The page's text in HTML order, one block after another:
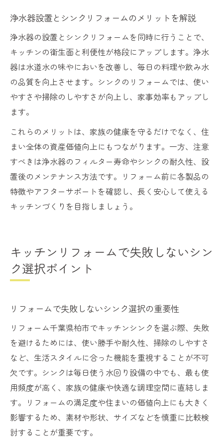
浄水器設置とシンクリフォームのメリットを解説
浄水器の設置とシンクリフォームを同時に行うことで、
キッチンの衛生面と利便性が格段にアップします。浄水
器は水道水の味やにおいを改善し、毎日の料理や飲み水
の品質を向上させます。シンクのリフォームでは、使い
やすさや掃除のしやすさが向上し、家事効率もアップし
ます。
これらのメリットは、家族の健康を守るだけでなく、住
まい全体の資産価値向上にもつながります。一方、注意
すべきは浄水器のフィルター寿命やシンクの耐久性、設
置後のメンテナンス方法です。リフォーム前に各製品の
特徴やアフターサポートを確認し、長く安心して使える
キッチンづくりを目指しましょう。
キッチンリフォームで失敗しないシン
ク選択ポイント
リフォームで失敗しないシンク選択の重要性
リフォーム千葉県柏市でキッチンシンクを選ぶ際、失敗
を避けるためには、使い勝手や耐久性、掃除のしやすさ
など、生活スタイルに合った機能を重視することが不可
欠です。シンクは毎日使う水回り設備の中でも、最も使
用頻度が高く、家族の健康や快適な調理空間に直結しま
す。リフォームの満足度や住まいの価値向上にも大きく
影響するため、素材や形状、サイズなどを慎重に比較検
討することが重要です。